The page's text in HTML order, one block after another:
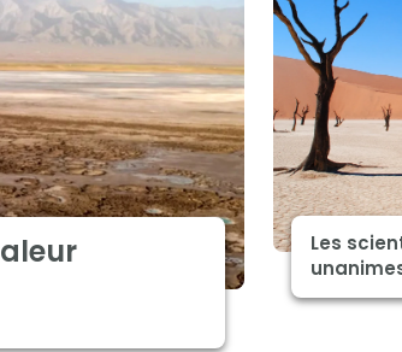
Les